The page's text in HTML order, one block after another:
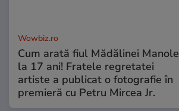
Wowbiz.ro
Cum arată fiul Mădălinei Manole
la 17 ani! Fratele regretatei
artiste a publicat o fotografie în
premieră cu Petru Mircea Jr.